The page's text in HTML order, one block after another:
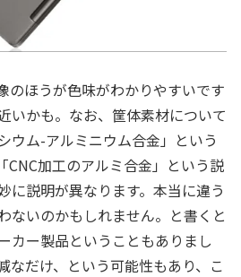
のほうが色味がわかりやすいです
いかも。なお、筐体素材について
ウム-アルミニウム合金」という
CNC加工のアルミ合金」という説
に説明が異なります。本当に違う
ないのかもしれません。と書くと
カー製品ということもありまし
なだけ、という可能性もあり、こ